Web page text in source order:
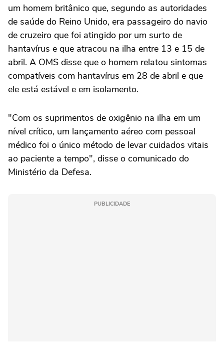
um homem britânico que, ‌segundo as autoridades
de saúde do Reino Unido, era passageiro do navio
‌de cruzeiro que foi ⁠atingido por um ⁠surto de
hantavírus e que atracou na ilha entre 13 e 15 de
⁠abril. A OMS disse que o ‌homem relatou sintomas
compatíveis ‌com hantavírus em 28 de abril e que
ele está estável e em isolamento.
"Com os suprimentos de oxigênio na ilha em um
nível crítico, um lançamento aéreo com pessoal
médico foi o ⁠único método de levar cuidados vitais
ao paciente a tempo", disse o comunicado do
Ministério da Defesa.
PUBLICIDADE